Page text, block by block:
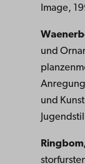
Image,
und
und